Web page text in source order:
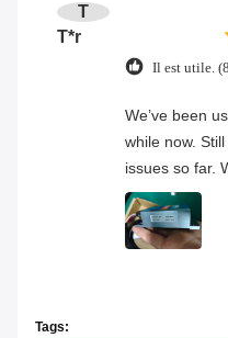
T
T*r
Il est utile.
We’ve been
while now.
issues so far.
Tags: